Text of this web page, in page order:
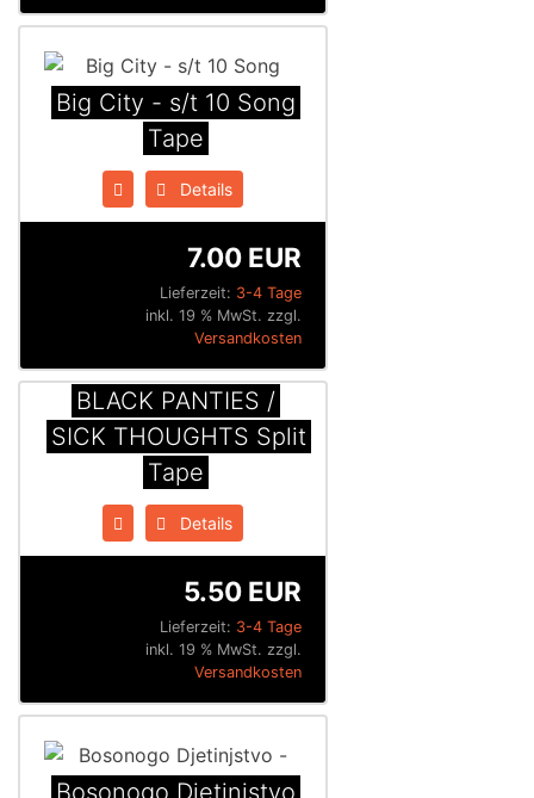
Big City - s/t 10 Song
Tape
Details
Lieferzeit: 3-4 Tage
7.00 EUR
inkl. 19 % MwSt. zzgl.
Versandkosten
BLACK PANTIES /
SICK THOUGHTS Split
Tape
Details
Lieferzeit: 3-4 Tage
5.50 EUR
inkl. 19 % MwSt. zzgl.
Versandkosten
Bosonogo Djetinjstvo